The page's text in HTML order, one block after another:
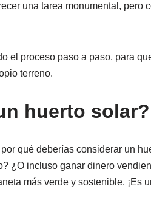
una tarea monumental,
el proceso paso a paso, para
terreno.
huerto solar?
qué deberías considerar un
¿O incluso ganar dinero
más verde y sostenible. ¡Es